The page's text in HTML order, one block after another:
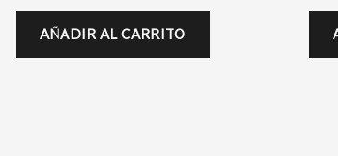
AÑADIR AL CARRITO